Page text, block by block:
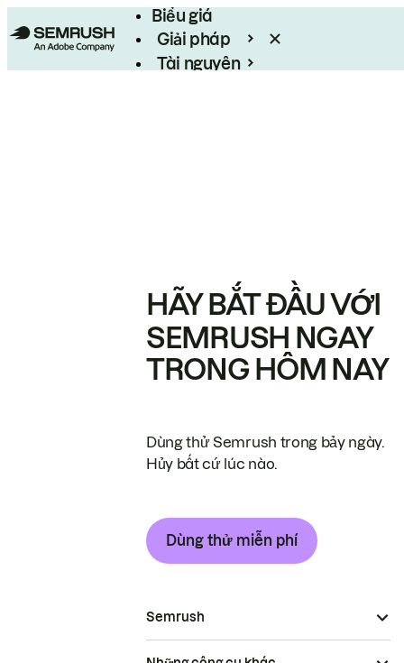
Biểu giá
Giải pháp
Tài nguyên
HÃY BẮT ĐẦU VỚI
SEMRUSH NGAY
TRONG HÔM NAY
Dùng thử Semrush trong bảy ngày.
Hủy bất cứ lúc nào.
Dùng thử miễn phí
Semrush